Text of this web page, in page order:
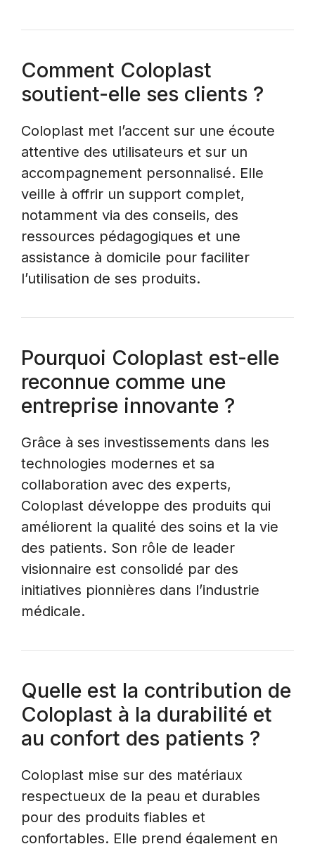
Comment Coloplast
soutient-elle ses clients ?
Coloplast met l’accent sur une écoute
attentive des utilisateurs et sur un
accompagnement personnalisé. Elle
veille à offrir un support complet,
notamment via des conseils, des
ressources pédagogiques et une
assistance à domicile pour faciliter
l’utilisation de ses produits.
Pourquoi Coloplast est-elle
reconnue comme une
entreprise innovante ?
Grâce à ses investissements dans les
technologies modernes et sa
collaboration avec des experts,
Coloplast développe des produits qui
améliorent la qualité des soins et la vie
des patients. Son rôle de leader
visionnaire est consolidé par des
initiatives pionnières dans l’industrie
médicale.
Quelle est la contribution de
Coloplast à la durabilité et
au confort des patients ?
Coloplast mise sur des matériaux
respectueux de la peau et durables
pour des produits fiables et
confortables. Elle prend également en